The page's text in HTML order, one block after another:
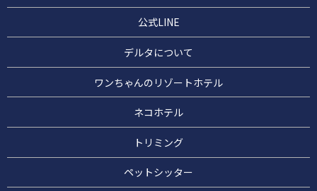
公式LINE
デルタについて
ワンちゃんのリゾートホテル
ネコホテル
トリミング
ペットシッター